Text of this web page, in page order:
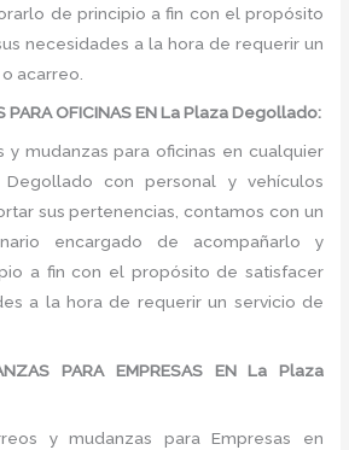
de principio a fin con el propósito
necesidades a la hora de requerir un
acarreo.
PARA OFICINAS EN La Plaza Degollado:
y mudanzas para oficinas en cualquier
con personal y vehículos
sus pertenencias, contamos con un
encargado de acompañarlo y
a fin con el propósito de satisfacer
a la hora de requerir un servicio de
PARA EMPRESAS EN La Plaza
y mudanzas para Empresas en